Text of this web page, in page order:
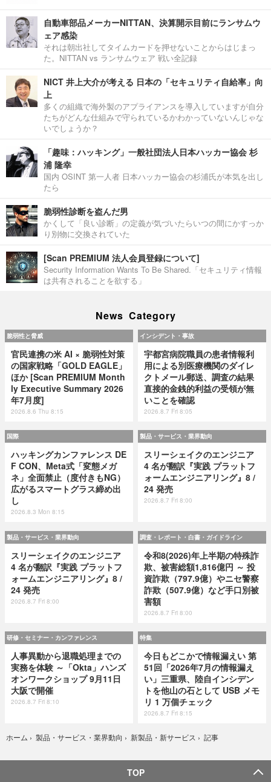
自動車部品メーカーNITTAN、決算開示目前にランサムウ
ェア感染
それは朝出社してタイムカードを押せないことからはじまっ
た。NITTAN vs ランサムウェア 戦い全記録
NICT 井上大介が考える 日本の「セキュリティ自給率」向
上
多くの組織で海外製のアプライアンスを導入していますが自分
たちがどんな仕組みで守られているかわかっていないんじゃな
いでしょうか？
「趣味：ハッキング」一般社団法人日本ハッカー協会 杉
浦 隆幸
国内 OSINT 第一人者 日本ハッカー協会の杉浦氏が本気を出し
たら
脆弱性診断を盗んだ男
かくして「良い診断」の定義が気づいたらいつの間にかすっか
り別物に交換されていた
[Scan PREMIUM 法人会員登録について]
Security Information Wants To Be Shared.「セキュリティ情報
は共有されることを欲する」
News Category
脆弱性と脅威
官民連携の米 AI × 脆弱性対策
の国家戦略「GOLD EAGLE」
ほか [Scan PREMIUM Month
ly Executive Summary 2026
年7月度]
2026.8.6 Thu 8:15
インシデント・事故
宇都宮病院職員の患者情報利
用による別医療機関のダイレ
クトメール郵送、調査の結果
直接的金銭的利益の受領が無
いことを確認
2026.8.7 Fri 8:05
国際
ハッキングカンファレンス DE
F CON、Meta式「変態メガ
ネ」全面禁止（度付きもNG）
広がるスマートグラス締め出
し
2026.8.3 Mon 8:15
製品・サービス・業界動向
スリーシェイクのエンジニア
4 名が翻訳『実践 プラットフ
ォームエンジニアリング』8 /
24 発売
2026.8.7 Fri 8:00
製品・サービス・業界動向
スリーシェイクのエンジニア
4 名が翻訳『実践 プラットフ
ォームエンジニアリング』8 /
24 発売
2026.8.7 Fri 8:00
調査・レポート・白書・ガイドライン
令和8(2026)年上半期の特殊詐
欺、被害総額1,816億円 ～ 投
資詐欺（797.9億）やニセ警察
詐欺（507.9億）など手口別被
害額
2026.8.7 Fri 8:00
研修・セミナー・カンファレンス
人事異動から退職処理までの
実務を体験 ～「Okta」ハンズ
オンワークショップ 9月11日
大阪で開催
2026.8.7 Fri 8:10
特集
今日もどこかで情報漏えい 第
51回「2026年7月の情報漏え
い」三重県、陸自インシデン
トを他山の石として USB メモ
リ 1 万個チェック
2026.8.7 Fri 8:15
ホーム › 製品・サービス・業界動向 › 新製品・新サービス › 記事
TOP